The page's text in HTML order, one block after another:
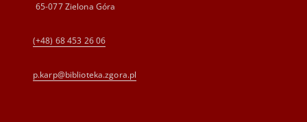
65-077 Zielona Góra
(+48) 68 453 26 06
p.karp@biblioteka.zgora.pl